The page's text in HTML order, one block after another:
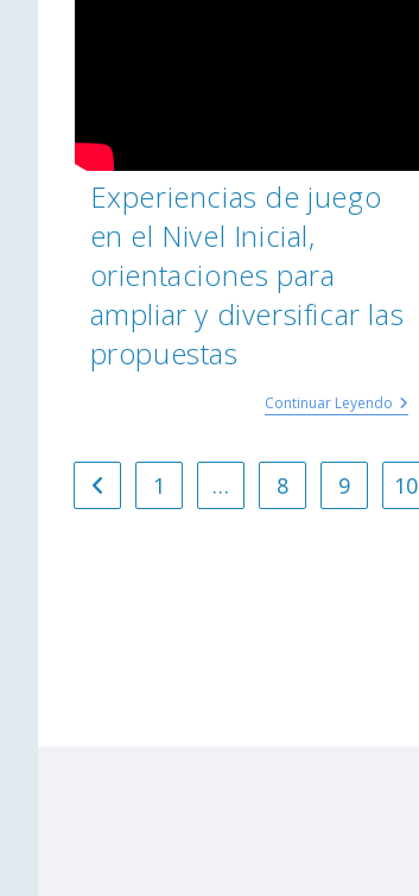
Experiencias de juego
en el Nivel Inicial,
orientaciones para
ampliar y diversificar las
propuestas
Continuar Leyendo
1 … 8 9 10